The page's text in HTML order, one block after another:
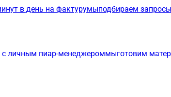
в день на фактурумыподбираем
с личным пиар-менеджероммыготовим